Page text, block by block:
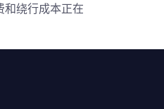
和绕行成本正在